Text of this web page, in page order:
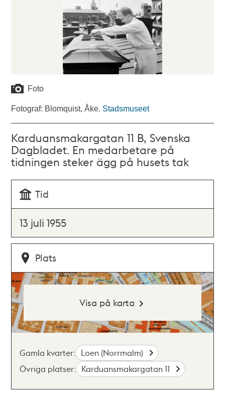
Foto
Fotograf: Blomquist, Åke. Stadsmuseet
Karduansmakargatan 11 B, Svenska
Dagbladet. En medarbetare på
tidningen steker ägg på husets tak
Tid
13 juli 1955
Plats
Visa på karta
Gamla kvarter: Loen (Norrmalm)
Övriga platser: Karduansmakargatan 11